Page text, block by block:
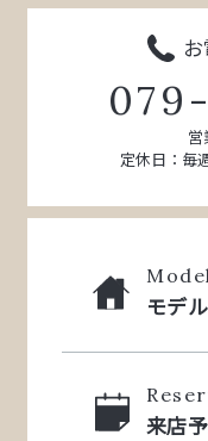
営
定休日：毎
モデ
来店